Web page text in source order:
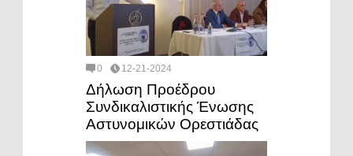
0 12-21-2024
Δήλωση Προέδρου
Συνδικαλιστικής Ένωσης
Αστυνομικών Ορεστιάδας